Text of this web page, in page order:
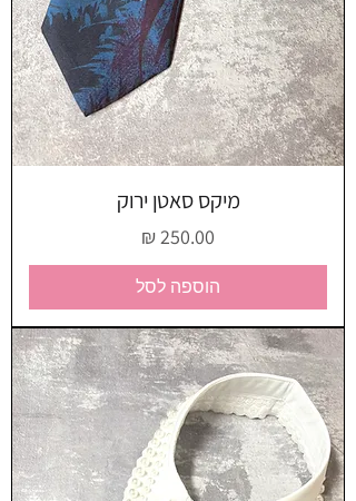
מיקס סאטן ירוק
מחיר
הוספה לסל